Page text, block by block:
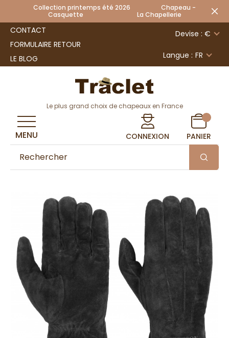
Collection printemps été 2026 Chapeau -
Casquette La Chapellerie
CONTACT
FORMULAIRE RETOUR
LE BLOG
Devise : €
Langue : FR
Le plus grand choix de chapeaux en France
CONNEXION PANIER
MENU